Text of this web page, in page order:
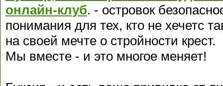
онлайн-клуб. - островок
понимания для тех, кто не хечетс
на своей мечте о стройности крест.
Мы вместе - и это многое меняет!